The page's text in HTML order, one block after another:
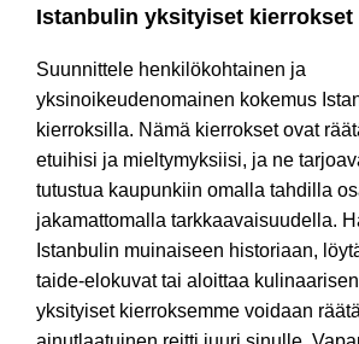
Istanbulin yksityiset kierrokset
Suunnittele henkilökohtainen ja
yksinoikeudenomainen kokemus
kierroksilla. Nämä kierrokset ovat
etuihisi ja mieltymyksiisi, ja ne
tutustua kaupunkiin omalla tahdilla
jakamattomalla tarkkaavaisuudella.
Istanbulin muinaiseen historiaan,
taide-elokuvat tai aloittaa
yksityiset kierroksemme voidaan